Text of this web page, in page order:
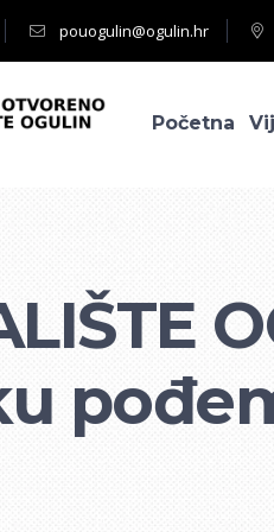
pouogulin@ogulin.hr
Početna